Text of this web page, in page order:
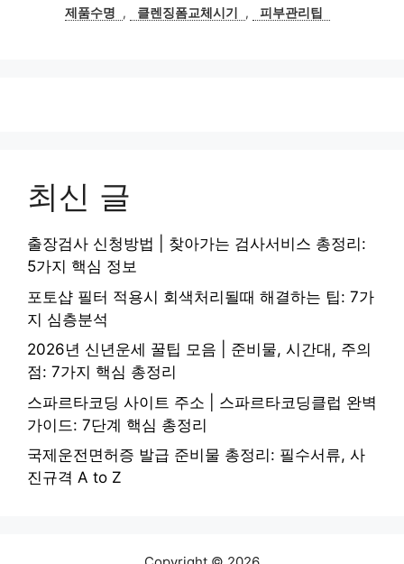
제품수명
, 클렌징폼교체시기 , 피부관리팁
최신 글
출장검사 신청방법 | 찾아가는 검사서비스 총정리:
5가지 핵심 정보
포토샵 필터 적용시 회색처리될때 해결하는 팁: 7가
지 심층분석
2026년 신년운세 꿀팁 모음 | 준비물, 시간대, 주의
점: 7가지 핵심 총정리
스파르타코딩 사이트 주소 | 스파르타코딩클럽 완벽
가이드: 7단계 핵심 총정리
국제운전면허증 발급 준비물 총정리: 필수서류, 사
진규격 A to Z